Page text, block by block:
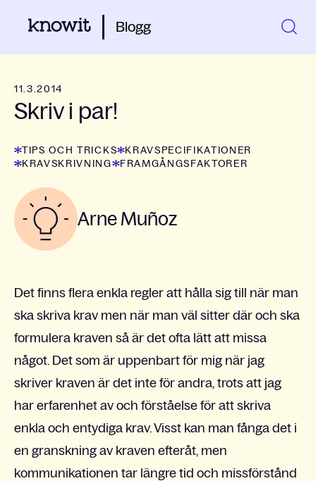
Blogg
11.3.2014
Skriv i par!
TIPS OCH TRICKS
KRAVSPECIFIKATIONER
KRAVSKRIVNING
FRAMGÅNGSFAKTORER
Arne Muñoz
Det finns flera enkla regler att hålla sig till när man
ska skriva krav men när man väl sitter där och ska
formulera kraven så är det ofta lätt att missa
något. Det som är uppenbart för mig när jag
skriver kraven är det inte för andra, trots att jag
har erfarenhet av och förståelse för att skriva
enkla och entydiga krav. Visst kan man fånga det i
en granskning av kraven efteråt, men
kommunikationen tar längre tid och missförstånd